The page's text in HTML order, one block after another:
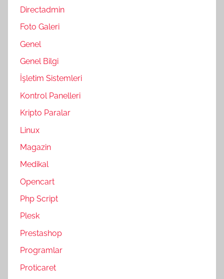
Directadmin
Foto Galeri
Genel
Genel Bilgi
İşletim Sistemleri
Kontrol Panelleri
Kripto Paralar
Linux
Magazin
Medikal
Opencart
Php Script
Plesk
Prestashop
Programlar
Proticaret